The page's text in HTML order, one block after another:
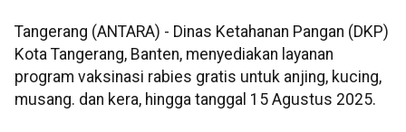
Tangerang (ANTARA) - Dinas Ketahanan Pangan (DKP)
Kota Tangerang, Banten, menyediakan layanan
program vaksinasi rabies gratis untuk anjing, kucing,
musang. dan kera, hingga tanggal 15 Agustus 2025.